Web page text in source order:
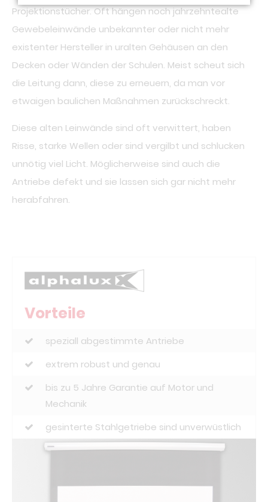
Projektionstücher. Oft hängen noch jahrzehntealte
Gewebeleinwände unbekannter oder nicht mehr
existenter Hersteller in uralten Gehäusen an den
Decken oder Wänden der Schulen. Meist scheut sich
die Leitung dann, diese zu erneuern, da man vor
etwaigen baulichen Maßnahmen zurückschreckt.
Diese alten Leinwände sind oft verwittert, haben
Risse, starke Wellen oder sind vergilbt und schlucken
unnötig viel Licht. Möglicherweise sind auch die
Antriebe defekt und sie lassen sich gar nicht mehr
herabfahren.
Vorteile
speziall abgestimmte Antriebe
extrem robust und genau
bis zu 5 Jahre Garantie auf Motor und
Mechanik
gesinterte Stahlgetriebe sind unverwüstlich
Stahl- und Nylongetriebe stehen zur